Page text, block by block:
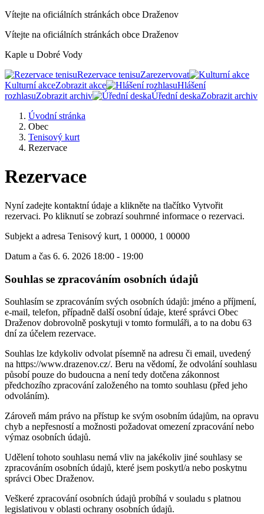
Vítejte na oficiálních stránkách obce Draženov
Vítejte na oficiálních stránkách obce Draženov
Kaple u Dobré Vody
Rezervace tenisuZarezervovat
Kulturní akceZobrazit akce
Hlášení
rozhlasuZobrazit archiv Úřední deskaZobrazit archiv
Úvodní stránka
Obec
Tenisový kurt
Rezervace
Rezervace
Nyní zadejte kontaktní údaje a klikněte na tlačítko Vytvořit
rezervaci. Po kliknutí se zobrazí souhrnné informace o rezervaci.
Subjekt a adresa Tenisový kurt, 1 00000, 1 00000
Datum a čas 6. 6. 2026 18:00 - 19:00
Souhlas se zpracováním osobních údajů
Souhlasím se zpracováním svých osobních údajů: jméno a příjmení,
e-mail, telefon, případně další osobní údaje, které správci Obec
Draženov dobrovolně poskytuji v tomto formuláři, a to na dobu 63
dní za účelem rezervace.
Souhlas lze kdykoliv odvolat písemně na adresu či email, uvedený
na https://www.drazenov.cz/. Beru na vědomí, že odvolání souhlasu
působí pouze do budoucna a není tedy dotčena zákonnost
předchozího zpracování založeného na tomto souhlasu (před jeho
odvoláním).
Zároveň mám právo na přístup ke svým osobním údajům, na opravu
chyb a nepřesností a možnosti požadovat omezení zpracování nebo
výmaz osobních údajů.
Udělení tohoto souhlasu nemá vliv na jakékoliv jiné souhlasy se
zpracováním osobních údajů, které jsem poskytl/a nebo poskytnu
správci Obec Draženov.
Veškeré zpracování osobních údajů probíhá v souladu s platnou
legislativou v oblasti ochrany osobních údajů.